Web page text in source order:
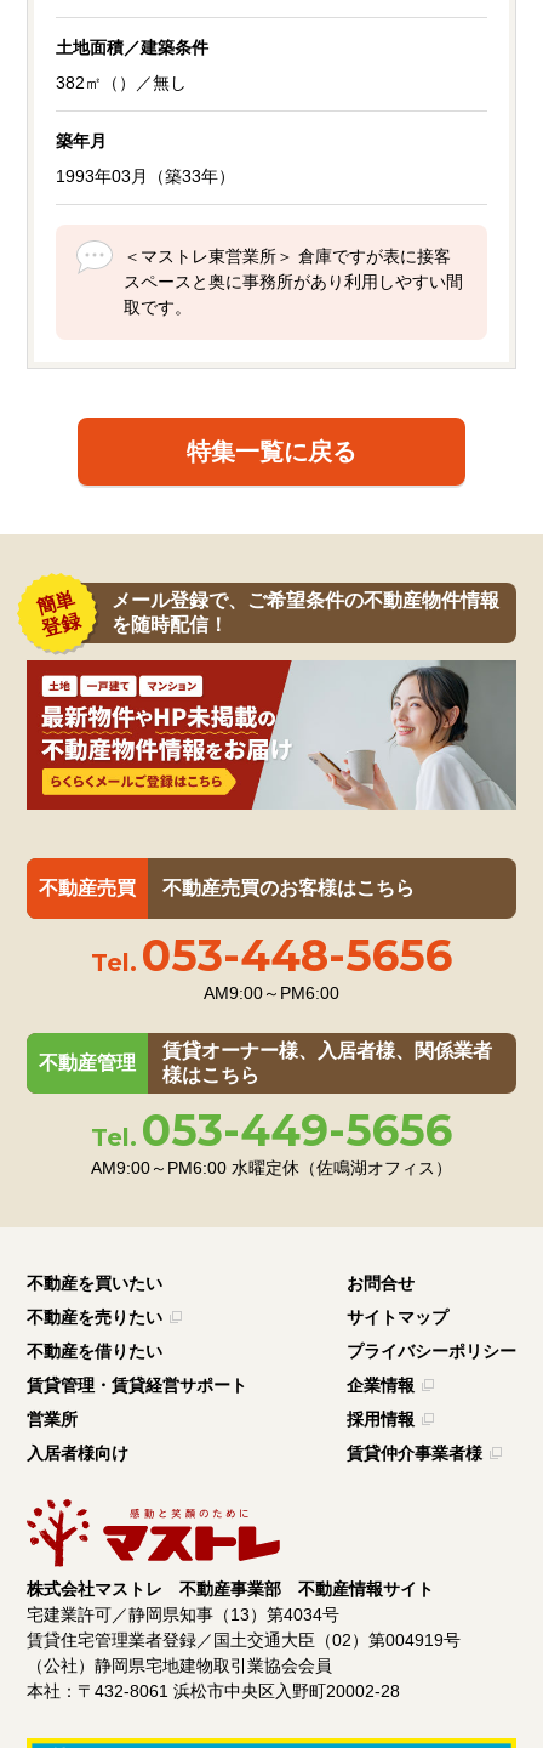
土地面積／建築条件
382㎡（）／無し
築年月
1993年03月（築33年）
＜マストレ東営業所＞ 倉庫ですが表に接客
スペースと奥に事務所があり利用しやすい間
取です。
特集一覧に戻る
メール登録で、ご希望条件の不動産物件情報
を随時配信！
不動産売買 不動産売買のお客様はこちら
Tel. 053-448-5656
AM9:00～PM6:00
不動産管理
賃貸オーナー様、入居者様、関係業者
様はこちら
Tel. 053-449-5656
AM9:00～PM6:00 水曜定休（佐鳴湖オフィス）
不動産を買いたい
不動産を売りたい
不動産を借りたい
賃貸管理・賃貸経営サポート
営業所
入居者様向け
お問合せ
サイトマップ
プライバシーポリシー
企業情報
採用情報
賃貸仲介事業者様
株式会社マストレ 不動産事業部 不動産情報サイト
宅建業許可／静岡県知事（13）第4034号
賃貸住宅管理業者登録／国土交通大臣（02）第004919号
（公社）静岡県宅地建物取引業協会会員
本社：〒432-8061 浜松市中央区入野町20002-28